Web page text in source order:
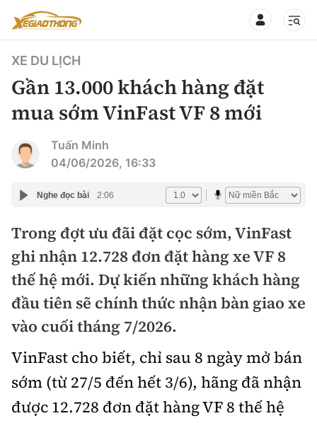
360° xe
Chính sách
Hạ tầng phương tiện
Góc nhìn
Tâm điểm
Xe du lịch
Xe chuyên dụng
Xe máy
Đánh giá xe
Đánh giá xe mới
So sánh
Lái mới
Tư vấn sử dụng
Chọn xe
Lái xe an toàn
Bảo hiểm xe
Sản phẩm bảo hiểm
Bồi thường bảo hiểm
Xe xanh
XE DU LỊCH
Gần 13.000 khách hàng đặt
mua sớm VinFast VF 8 mới
Tuấn Minh
04/06/2026, 16:33
Nghe đọc bài 2:06
Trong đợt ưu đãi đặt cọc sớm, VinFast
ghi nhận 12.728 đơn đặt hàng xe VF 8
thế hệ mới. Dự kiến những khách hàng
đầu tiên sẽ chính thức nhận bàn giao xe
vào cuối tháng 7/2026.
VinFast cho biết, chỉ sau 8 ngày mở bán
sớm (từ 27/5 đến hết 3/6), hãng đã nhận
được 12.728 đơn đặt hàng VF 8 thế hệ